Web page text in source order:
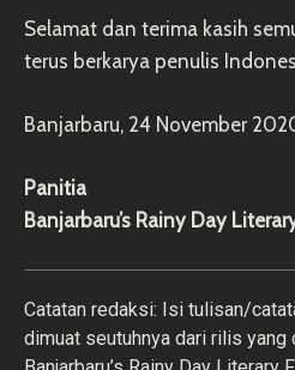
Selamat dan terima kasih
terus berkarya penulis
Banjarbaru, 24 November
Panitia
Banjarbaru’s Rainy Day
Catatan redaksi: Isi tulisan/
dimuat seutuhnya dari rilis yang